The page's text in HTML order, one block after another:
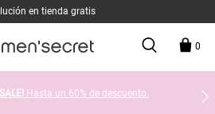
en tienda gratis
0
Hasta un 60% de descuento.